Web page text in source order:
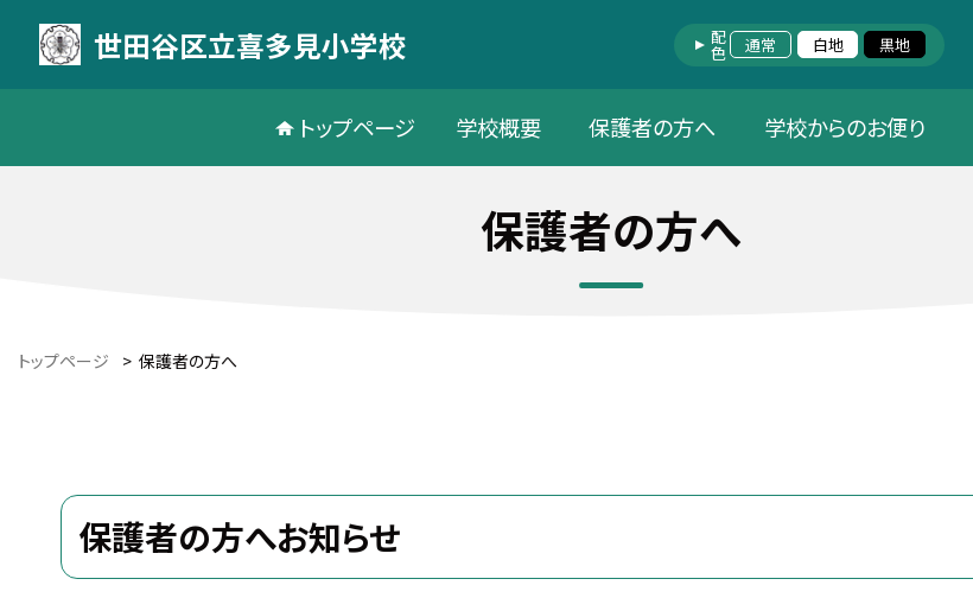
世田谷区立喜多見小学校 配色 通常 白地 黒地
トップページ 学校概要 保護者の方へ 学校からのお便り
保護者の方へ
トップページ > 保護者の方へ
保護者の方へお知らせ